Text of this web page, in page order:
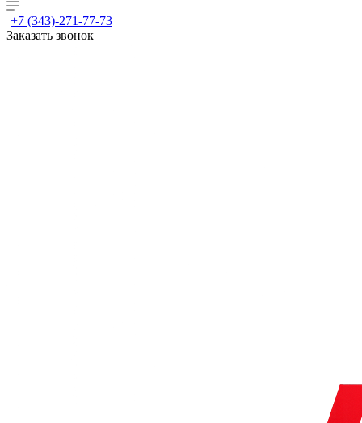
+7 (343)-271-77-73
Заказать звонок